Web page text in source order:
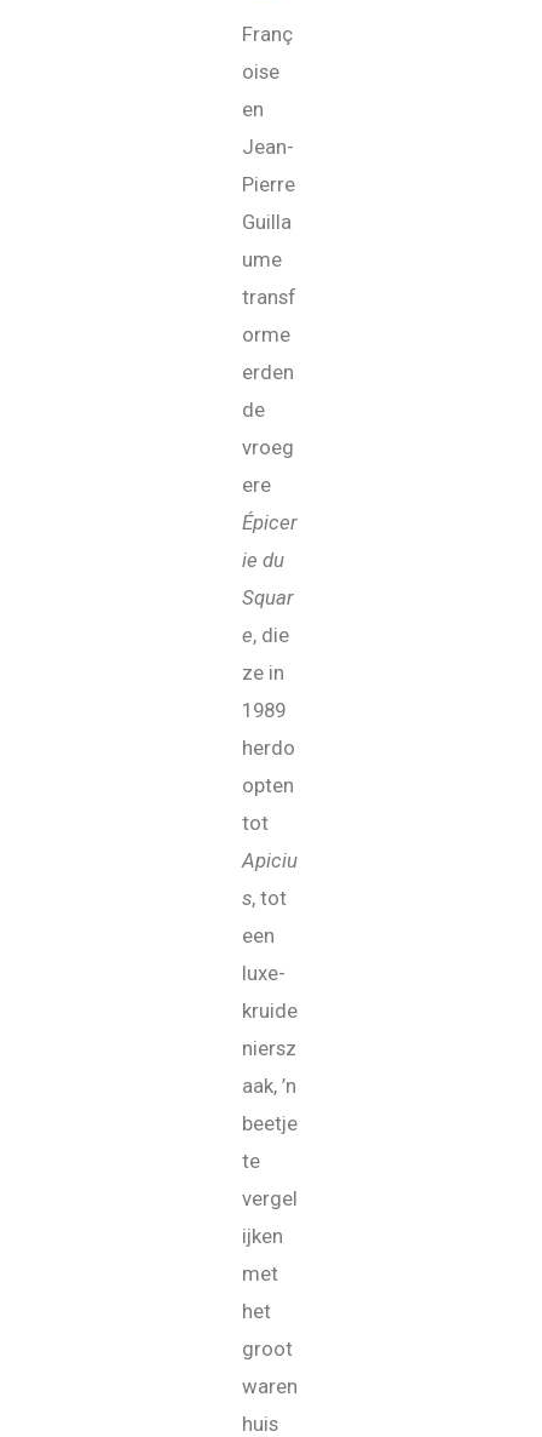
Franç
oise
en
Jean-
Pierre
Guilla
ume
transf
orme
erden
de
vroeg
ere
Épicer
ie du
Squar
e, die
ze in
1989
herdo
opten
tot
Apiciu
s, tot
een
luxe-
kruide
niersz
aak, ’n
beetje
te
vergel
ijken
met
het
groot
waren
huis